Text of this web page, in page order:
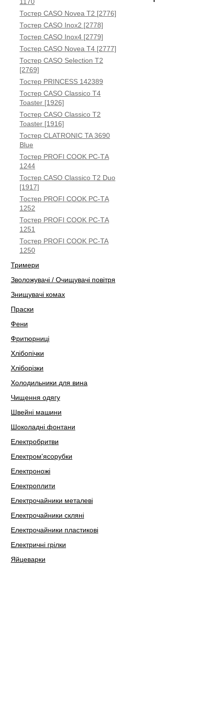
Тостер CASO Novea T2 [2776]
Тостер CASO Inox2 [2778]
Тостер CASO Inox4 [2779]
Тостер CASO Novea T4 [2777]
Тостер CASO Selection T2
[2769]
Тостер PRINCESS 142389
Тостер CASO Classico T4
Toaster [1926]
Тостер CASO Classico T2
Toaster [1916]
Тостер CLATRONIC TA 3690
Blue
Тостер PROFI COOK PC-ТА
1244
Тостер CASO Classico T2 Duo
[1917]
Тостер PROFI COOK PC-TА
1252
Тостер PROFI COOK PC-TА
1251
Тостер PROFI COOK PC-TA
1250
Тримери
Зволожувачі / Очищувачі повітря
Знищувачі комах
Праски
Фени
Фритюрниці
Хлібопічки
Хліборізки
Холодильники для вина
Чищення одягу
Швейні машини
Шоколадні фонтани
Електробритви
Електром'ясорубки
Електроножі
Електроплити
Електрочайники металеві
Електрочайники скляні
Електрочайники пластикові
Електричні грілки
Яйцеварки